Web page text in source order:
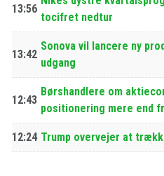
13:56
tocifret nedtur
13:42
Sonova vil lancere ny
udgang
12:43
Børshandlere om
positionering mere end
12:24 Trump overvejer at